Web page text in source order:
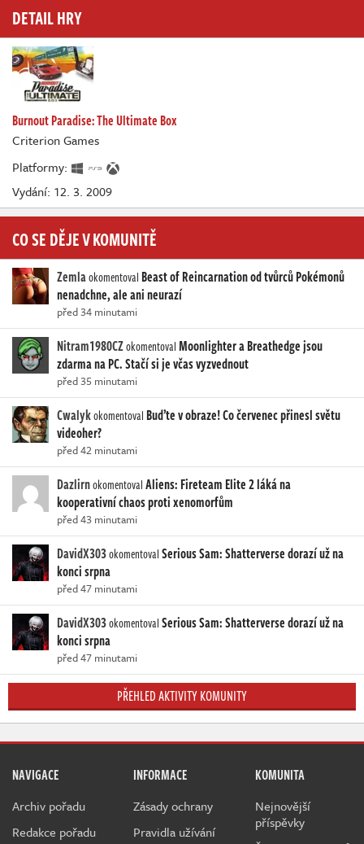
DETAIL HRY
Burnout Paradise: The Ultimate Box
Criterion Games
Platformy:
Vydání: 12. 3. 2009
CO SE DĚJE V KOMUNITĚ
Zemlaokomentoval Beast of Reincarnation od tvůrců Pokémonů
nenadchne, ale ani neurazí
před 34 minutami
Nitram1980CZokomentovalMoonlighter a Breathedge jsou
zdarma na PC. Stačí si je včas vyzvednout
před 35 minutami
Cwalykokomentoval Buďte v obraze! Co červenec přinesl světu
videoher?
před 42 minutami
DazlirnokomentovalAliens: Fireteam Elite 2 láká na
kooperativní chaos proti xenomorfům
před 43 minutami
DavidX303okomentovalSerious Sam: Shatterverse dorazí už na
konci srpna
před 47 minutami
DavidX303okomentovalSerious Sam: Shatterverse dorazí už na
konci srpna
před 47 minutami
PŘEHLED AKTIVITY KOMUNITY
NAVIGACE
Archiv pořadu
Redakce pořadu
INFORMACE
Zásady ochrany
Pravidla užívání
KOMUNITA
Nejnovější
příspěvky